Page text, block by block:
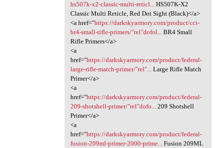
hs507k-x2-classic-multi-reticl...HS507K-X2
Classic Multi Reticle, Red Dot Sight (Black)</a>
<a href="https://darkskyarmory.com/product/cci-
br4-small-rifle-primers/"rel"dofol...BR4 Small
Rifle Primers</a>
<a
href="https://darkskyarmory.com/product/federal-
large-rifle-match-primer/"rel"...Large Rifle Match
Primer</a>
<a
href="https://darkskyarmory.com/product/federal-
209-shotshell-primer/"rel"dofo...209 Shotshell
Primer</a>
<a
href="https://darkskyarmory.com/product/federal-
fusion-209ml-primer-2000-prime...Fusion 209ML